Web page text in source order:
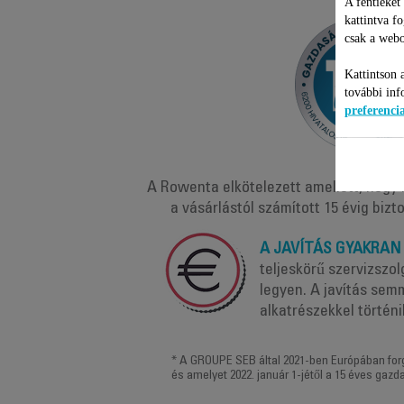
A Rowenta elkötelezett amellett, hogy
a vásárlástól számított 15 évig
A JAVÍTÁS GYAKRAN
teljeskörű
legyen. A javítás
alkatrészekkel
* A GROUPE SEB által 2021-ben Európában
és amelyet 2022. január 1-jétől a 15 éves
kattintva
csak a
Kattintson
további